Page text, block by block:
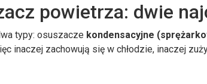
powietrza: dwie
typy: osuszacze kondensacyjne
inaczej zachowują się w chłodzie, inaczej